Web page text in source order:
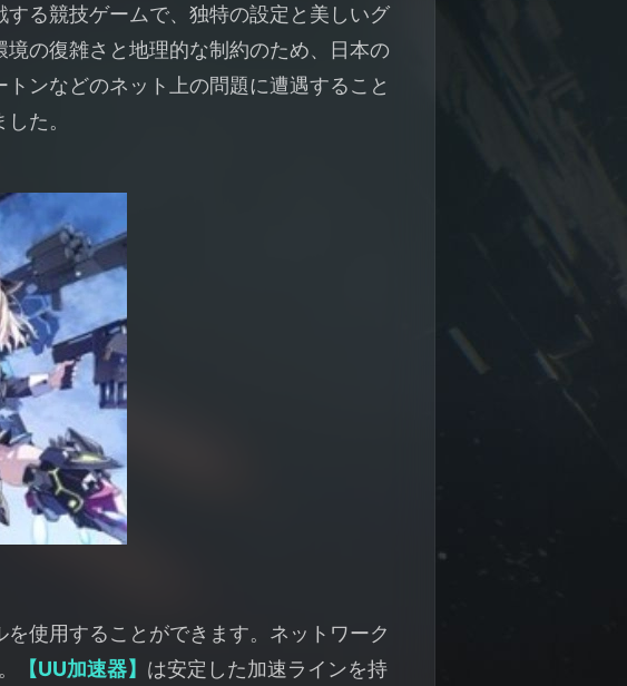
する競技ゲームで、独特の設定と美しいグ
の復雑さと地理的な制約のため、日本の
ンなどのネット上の問題に遭遇すること
た。
使用することができます。ネットワーク
【UU加速器】 は安定した加速ラインを持